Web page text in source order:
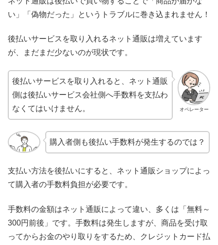
い」「偽物だった」というトラブルに巻き込まれません！
後払いサービスを取り入れるネット通販は増えています
が、まだまだ少ないのが現状です。
オペレーター
後払いサービスを取り入れると、ネット通販
側は後払いサービス会社側へ手数料を支払わ
なくてはいけません。
購入者側も後払い手数料が発生するのでは？
支払い方法を後払いにすると、ネット通販ショップによっ
て購入者の手数料負担が必要です。
手数料の金額はネット通販によって違い、多くは「無料～
300円前後」です。手数料は発生しますが、商品を受け取
ってからお金のやり取りをするため、クレジットカード払